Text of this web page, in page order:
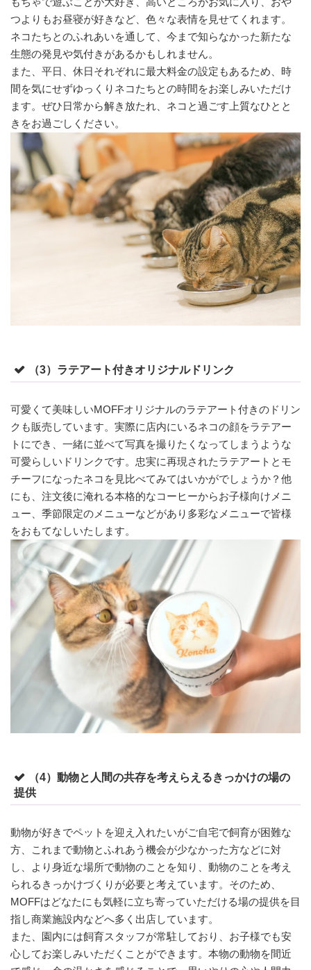
つよりもお昼寝が好きなど、色々な表情を見せてくれます。
ネコたちとのふれあいを通して、今まで知らなかった新たな
生態の発見や気付きがあるかもしれません。
また、平日、休日それぞれに最大料金の設定もあるため、時
間を気にせずゆっくりネコたちとの時間をお楽しみいただけ
ます。ぜひ日常から解き放たれ、ネコと過ごす上質なひとと
きをお過ごしください。
（3）ラテアート付きオリジナルドリンク
可愛くて美味しいMOFFオリジナルのラテアート付きのドリン
クも販売しています。実際に店内にいるネコの顔をラテアー
トにでき、一緒に並べて写真を撮りたくなってしまうような
可愛らしいドリンクです。忠実に再現されたラテアートとモ
チーフになったネコを見比べてみてはいかがでしょうか？他
にも、注文後に淹れる本格的なコーヒーからお子様向けメニ
ュー、季節限定のメニューなどがあり多彩なメニューで皆様
をおもてなしいたします。
（4）動物と人間の共存を考えらえるきっかけの場の
提供
動物が好きでペットを迎え入れたいがご自宅で飼育が困難な
方、これまで動物とふれあう機会が少なかった方などに対
し、より身近な場所で動物のことを知り、動物のことを考え
られるきっかけづくりが必要と考えています。そのため、
MOFFはどなたにも気軽に立ち寄っていただける場の提供を目
指し商業施設内などへ多く出店しています。
また、園内には飼育スタッフが常駐しており、お子様でも安
心してお楽しみいただくことができます。本物の動物を間近